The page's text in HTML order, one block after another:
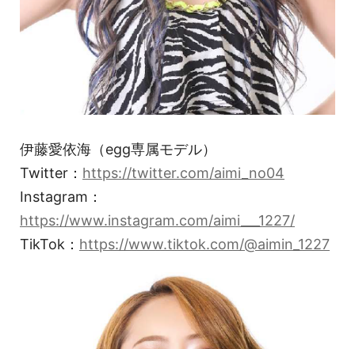
伊藤愛依海（egg専属モデル）
Twitter： https://twitter.com/aimi_no04
Instagram：
https://www.instagram.com/aimi___1227/
TikTok： https://www.tiktok.com/@aimin_1227